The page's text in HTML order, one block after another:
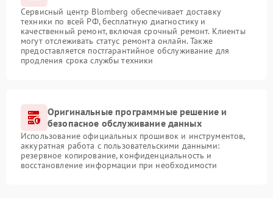
Сервисный центр Blomberg обеспечивает доставку
техники по всей РФ, бесплатную диагностику и
качественный ремонт, включая срочный ремонт. Клиенты
могут отслеживать статус ремонта онлайн. Также
предоставляется постгарантийное обслуживание для
продления срока службы техники
Оригинальные программные решение и
безопасное обслуживание данных
Использование официальных прошивок и инструментов,
аккуратная работа с пользовательскими данными:
резервное копирование, конфиденциальность и
восстановление информации при необходимости